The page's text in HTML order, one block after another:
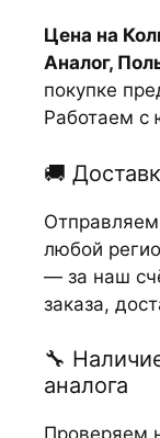
Цена на
Аналог,
покупке
Работаем
🚚
любой
— за наш
заказа,
🔧
аналога